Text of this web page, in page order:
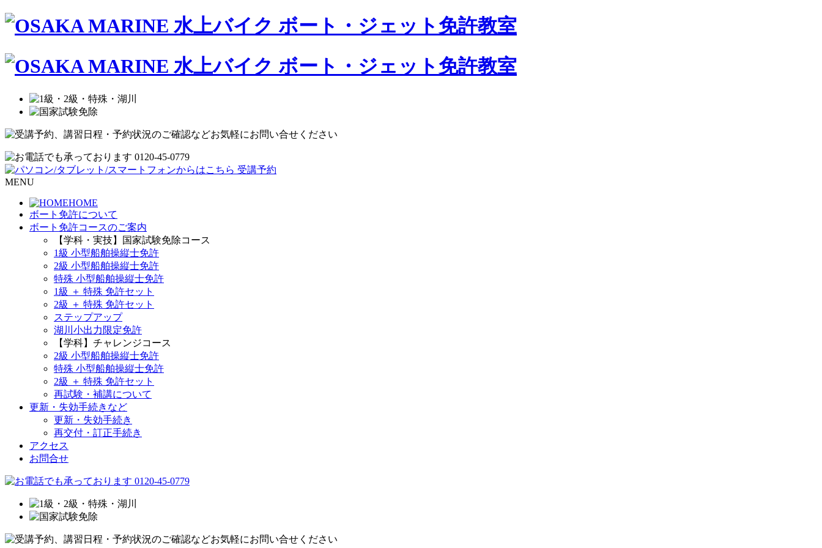
MENU
HOME
ボート免許について
ボート免許コースのご案内
【学科・実技】国家試験免除コース
1級 小型船舶操縦士免許
2級 小型船舶操縦士免許
特殊 小型船舶操縦士免許
1級 ＋ 特殊 免許セット
2級 ＋ 特殊 免許セット
ステップアップ
湖川小出力限定免許
【学科】チャレンジコース
2級 小型船舶操縦士免許
特殊 小型船舶操縦士免許
2級 ＋ 特殊 免許セット
再試験・補講について
更新・失効手続きなど
更新・失効手続き
再交付・訂正手続き
アクセス
お問合せ